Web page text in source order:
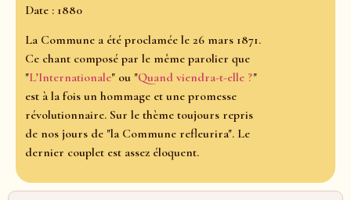
Date : 1880
La Commune a été proclamée le 26 mars 1871.
Ce chant composé par le même parolier que
"L’Internationale" ou "Quand viendra-t-elle ?"
est à la fois un hommage et une promesse
révolutionnaire. Sur le thème toujours repris
de nos jours de "la Commune refleurira". Le
dernier couplet est assez éloquent.